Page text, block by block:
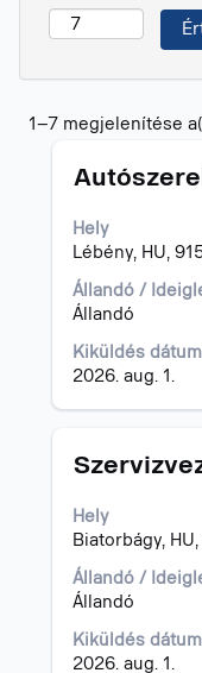
1–7 megjelenítése
Cím
Hely
Lébény, HU,
Állandó /
Állandó
Kiküldés
2026. aug. 1.
Jelölje
a
szóköz
billentyűvel
az
állásinformáció
tartalmának
Cím
Hely
Biatorbágy, HU,
Állandó /
Állandó
Kiküldés
2026. aug. 1.
Jelölje
a
szóköz
billentyűvel
az
állásinformáció
tartalmának